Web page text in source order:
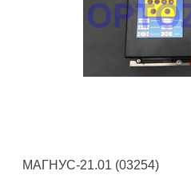
МАГНУС-21.01 (03254)